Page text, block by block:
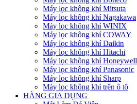
Máy lọc không khí Mitsuta
Máy lọc không khí Nagakawa
Máy lọc không khí WINIX
Máy lọc không khí COWAY
Máy lọc không khí Daikin
Máy lọc không khí Hitachi
Máy lọc không khí Honeywell
Máy lọc không khí Panasonic
Máy lọc không khí Sharp
Máy lọc không khí trên ô tô
HÀNG GIA DỤNG